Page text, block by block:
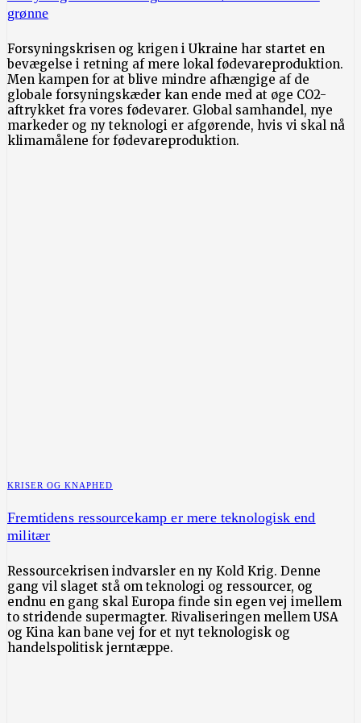
grønne
Forsyningskrisen og krigen i Ukraine har startet en
bevægelse i retning af mere lokal fødevareproduktion.
Men kampen for at blive mindre afhængige af de
globale forsyningskæder kan ende med at øge CO2-
aftrykket fra vores fødevarer. Global samhandel, nye
markeder og ny teknologi er afgørende, hvis vi skal nå
klimamålene for fødevareproduktion.
KRISER OG KNAPHED
Fremtidens ressourcekamp er mere teknologisk end
militær
Ressourcekrisen indvarsler en ny Kold Krig. Denne
gang vil slaget stå om teknologi og ressourcer, og
endnu en gang skal Europa finde sin egen vej imellem
to stridende supermagter. Rivaliseringen mellem USA
og Kina kan bane vej for et nyt teknologisk og
handelspolitisk jerntæppe.